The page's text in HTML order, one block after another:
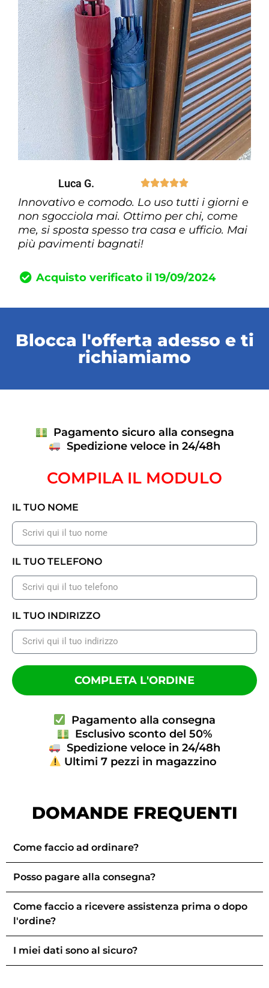
Luca G. 
Innovativo e comodo. Lo uso tutti i giorni e
non sgocciola mai. Ottimo per chi, come
me, si sposta spesso tra casa e ufficio. Mai
più pavimenti bagnati!
Acquisto verificato il 19/09/2024
Blocca l'offerta adesso e ti
richiamiamo
Pagamento sicuro alla consegna
Spedizione veloce in 24/48h
COMPILA IL MODULO
IL TUO NOME
IL TUO TELEFONO
IL TUO INDIRIZZO
COMPLETA L'ORDINE
Pagamento alla consegna
Esclusivo sconto del 50%
Spedizione veloce in 24/48h
Ultimi 7 pezzi in magazzino
DOMANDE FREQUENTI
Come faccio ad ordinare?
Posso pagare alla consegna?
Come faccio a ricevere assistenza prima o dopo
l'ordine?
I miei dati sono al sicuro?